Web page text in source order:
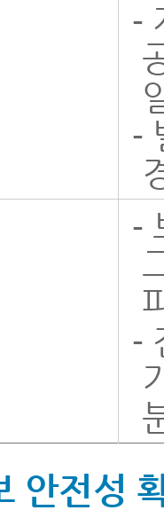
-
-
-
-
안전성